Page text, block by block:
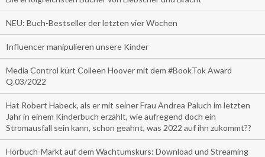
NEU: Buch-Bestseller der letzten vier Wochen
Influencer manipulieren unsere Kinder
Media Control kürt Colleen Hoover mit dem #BookTok Award
Q.03/2022
Hat Robert Habeck, als er mit seiner Frau Andrea Paluch im letzten
Jahr in einem Kinderbuch erzählt, wie aufregend doch ein
Stromausfall sein kann, schon geahnt, was 2022 auf ihn zukommt??
Hörbuch-Markt auf dem Wachtumskurs: Download und Streaming